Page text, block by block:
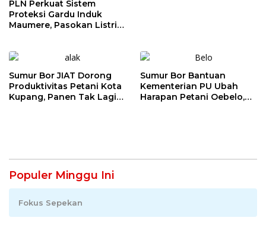
PLN Perkuat Sistem
Proteksi Gardu Induk
Maumere, Pasokan Listrik
Sumur Bor JIAT Dorong
Produktivitas Petani Kota
Kupang, Panen Tak Lagi
Sumur Bor Bantuan
Kementerian PU Ubah
Harapan Petani Oebelo,
Populer Minggu Ini
Fokus Sepekan